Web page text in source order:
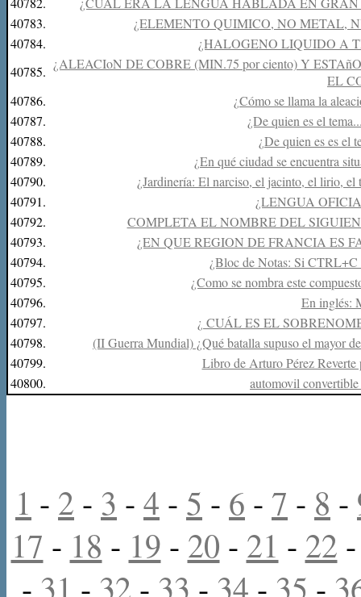
40783.
¿ELEMENTO QUIMICO, NO METAL,
40784.
¿HALOGENO LIQUIDO A
40785. ¿ALEACIoN DE COBRE (MIN.75 por ciento) Y
EL
40786.
¿Cómo se llama la
40787.
¿De quien es el
40788.
¿De quien es es el
40789.
¿En qué ciudad se encuentra
40790.
¿Jardinería: El narciso, el jacinto, el lirio,
40791.
¿LENGUA
40792.
COMPLETA EL NOMBRE DEL
40793.
¿EN QUE REGION DE FRANCIA ES
40794.
¿Bloc de Notas: Si
40795.
¿Como se nombra este
40796.
En inglés:
40797.
¿ CUÁL ES EL
40798.
(II Guerra Mundial) ¿Qué batalla supuso el mayor
40799.
Libro de Arturo Pérez
40800.
automovil
1 - 2 - 3 - 4 - 5 - 6 - 7 - 8 -
17 - 18 - 19 - 20 - 21 - 22
- 31 - 32 - 33 - 34 - 35 -